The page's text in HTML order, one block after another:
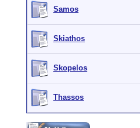
Samos
Skiathos
Skopelos
Thassos